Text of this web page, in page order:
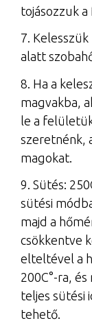
tojásozzuk
7.
alatt
8. Ha a
magvakba,
le a
szeretnénk,
magokat.
9. Sütés:
sütési
majd a
csökkentve
elteltével a
200C°-ra,
teljes sütési
tehető.